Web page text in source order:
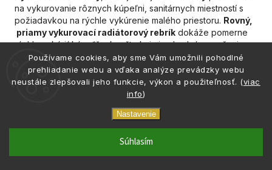
Používame cookies, aby sme Vám umožnili pohodlné
prehliadanie webu a vďaka analýze prevádzky webu
neustále zlepšovali jeho funkcie, výkon a použiteľnosť. (viac
info)
Nastavenie
Súhlasím
na vykurovanie rôznych kúpeľni, sanitárnych miestností s
požiadavkou na rýchle vykúrenie malého priestoru. Rovný,
priamy vykurovací radiátorový rebrík dokáže pomerne
rýchlo vykúriť kúpeľňu, konštrukcia je vhodná na sušenie
uterákov a iných predmetov.Radiátorové rebríkydo
kúpeľne sú vyrobené z kvalitnej priamej rovnej trubkovej
ocele, pozvárane bez viditeľných zvarov. Následne
nalakované protikoróznou farbou. Na všetky naše
0917 133 662
Nemrznúca